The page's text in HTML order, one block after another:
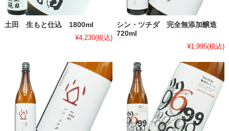
土田 生もと仕込 1800ml
¥4,230(税込)
シン・ツチダ 完全無添加醸造
720ml
¥1,995(税込)